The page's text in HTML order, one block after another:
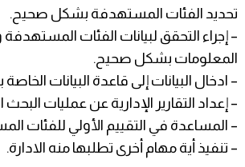
تحديد الفئات المستهدفة بشكل صحيح.
– إجراء التحقق لبيانات الفئات
المعلومات بشكل صحيح.
– ادخال البيانات إلى قاعدة البيانات الخاصة
– إعداد التقارير الإدارية عن عمليات
– المساعدة في التقييم الأولي للفئات
– تنفيذ أية مهام أخرى تطلبها منه الادارة.